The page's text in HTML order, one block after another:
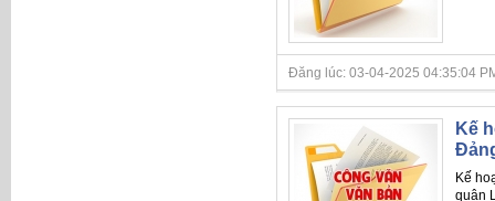
Đăng lúc: 03-04-2025 04:35:04
Kế
Kế
quận